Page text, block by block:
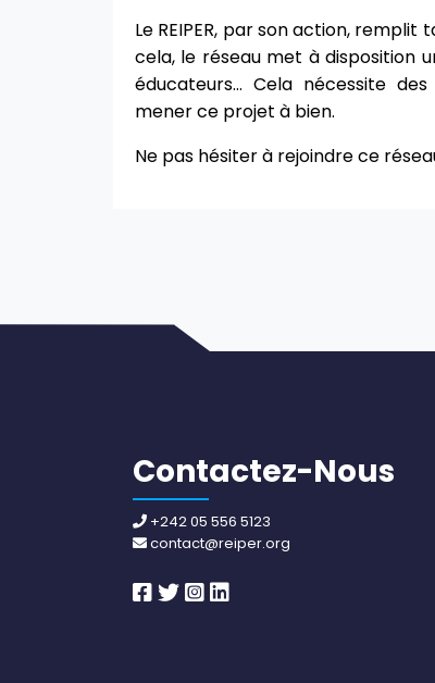
Le REIPER, par son action,
cela, le réseau met à disposition
éducateurs… Cela nécessite
mener ce projet à bien.
Ne pas hésiter à rejoindre ce
Contactez-Nous
+242 05 556 5123
contact@reiper.org